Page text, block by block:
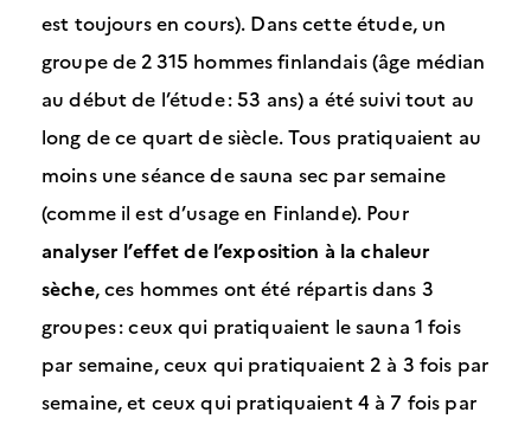
est toujours en cours). Dans cette étude, un
groupe de 2 315 hommes finlandais (âge médian
au début de l’étude : 53 ans) a été suivi tout au
long de ce quart de siècle. Tous pratiquaient au
moins une séance de sauna sec par semaine
(comme il est d’usage en Finlande). Pour
analyser l’effet de l’exposition à la chaleur
sèche, ces hommes ont été répartis dans 3
groupes : ceux qui pratiquaient le sauna 1 fois
par semaine, ceux qui pratiquaient 2 à 3 fois par
semaine, et ceux qui pratiquaient 4 à 7 fois par